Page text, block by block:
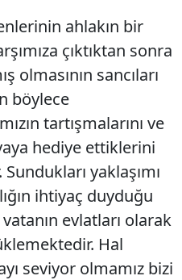
ahlakın bir
çıktıktan sonra
olmasının sancıları
böylece
tartışmalarını ve
hediye ettiklerini
yaklaşımı
ihtiyaç duyduğu
evlatları olarak
Hal
seviyor olmamız bizi